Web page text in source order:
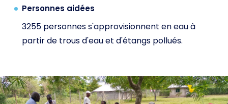
Personnes aidées
3255 personnes s'approvisionnent en eau à
partir de trous d'eau et d'étangs pollués.